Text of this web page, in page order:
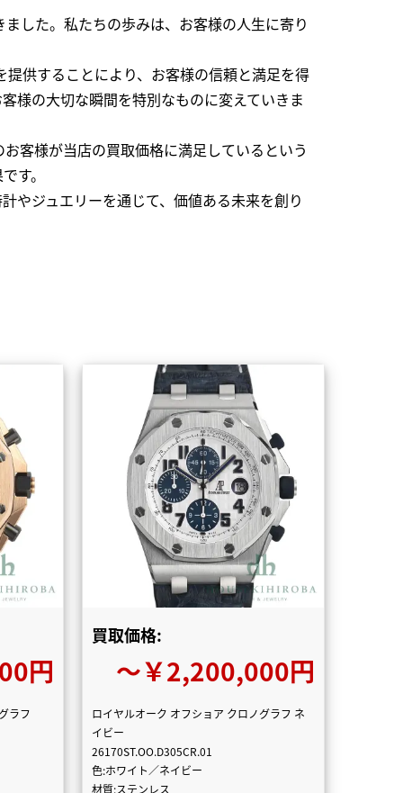
した。私たちの歩みは、お客様の人生に寄り
供することにより、お客様の信頼と満足を得
様の大切な瞬間を特別なものに変えていきま
客様が当店の買取価格に満足しているという
す。
やジュエリーを通じて、価値ある未来を創り
円
ラフ
買取価格:
〜￥2,200,000円
ロイヤルオーク オフショア クロノグラフ ネ
イビー
26170ST.OO.D305CR.01
色:ホワイト／ネイビー
材質:ステンレス